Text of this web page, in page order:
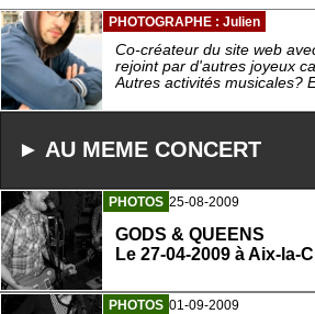
PHOTOGRAPHE : Julien
Co-créateur du site web
rejoint par d'autres joyeux
Autres activités musicales?
► AU MEME CONCERT
PHOTOS 25-08-2009
GODS & QUEENS
Le 27-04-2009 à Aix-la-
PHOTOS 01-09-2009